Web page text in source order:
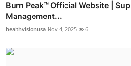
Burn Peak™ Official Website |
Management...
healthvisionusa Nov 4, 2025 6